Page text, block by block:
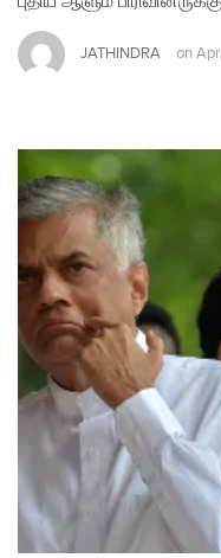
JATHINDRA on